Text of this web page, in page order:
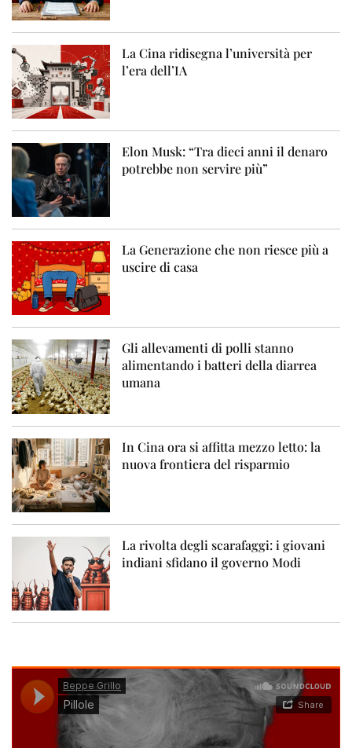
La Cina ridisegna l’università per
l’era dell’IA
Elon Musk: “Tra dieci anni il denaro
potrebbe non servire più”
La Generazione che non riesce più a
uscire di casa
Gli allevamenti di polli stanno
alimentando i batteri della diarrea
umana
In Cina ora si affitta mezzo letto: la
nuova frontiera del risparmio
La rivolta degli scarafaggi: i giovani
indiani sfidano il governo Modi